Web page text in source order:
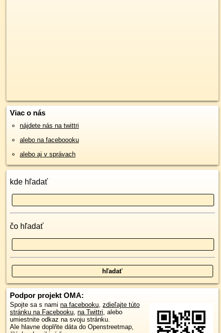
Viac o nás
nájdete nás na twittri
alebo na faceboooku
alebo aj v správach
kde hľadať
čo hľadať
Podpor projekt OMA:
Spojte sa s nami na facebooku, zdieľajte túto
stránku na Facebooku, na Twittri, alebo
umiestnite odkaz na svoju stránku.
Ale hlavne doplňte dáta do Openstreetmap,